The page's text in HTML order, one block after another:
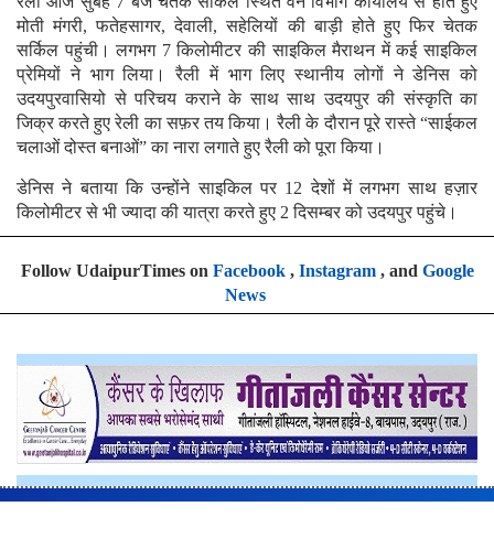
मोती मंगरी, फतेहसागर, देवाली, सहेलियों की बाड़ी होते हुए फिर चेतक
सर्किल पहुंची। लगभग 7 किलोमीटर की साइकिल मैराथन में कई साइकिल
प्रेमियों ने भाग लिया। रैली में भाग लिए स्थानीय लोगों ने डेनिस को
उदयपुरवासियो से परिचय कराने के साथ साथ उदयपुर की संस्कृति का
जिक्र करते हुए रेली का सफ़र तय किया। रैली के दौरान पूरे रास्ते “साईकल
चलाओं दोस्त बनाओं” का नारा लगाते हुए रैली को पूरा किया।
डेनिस ने बताया कि उन्होंने साइकिल पर 12 देशों में लगभग साथ हज़ार
किलोमीटर से भी ज्यादा की यात्रा करते हुए 2 दिसम्बर को उदयपुर पहुंचे।
Follow UdaipurTimes on Facebook, Instagram, and Google
News